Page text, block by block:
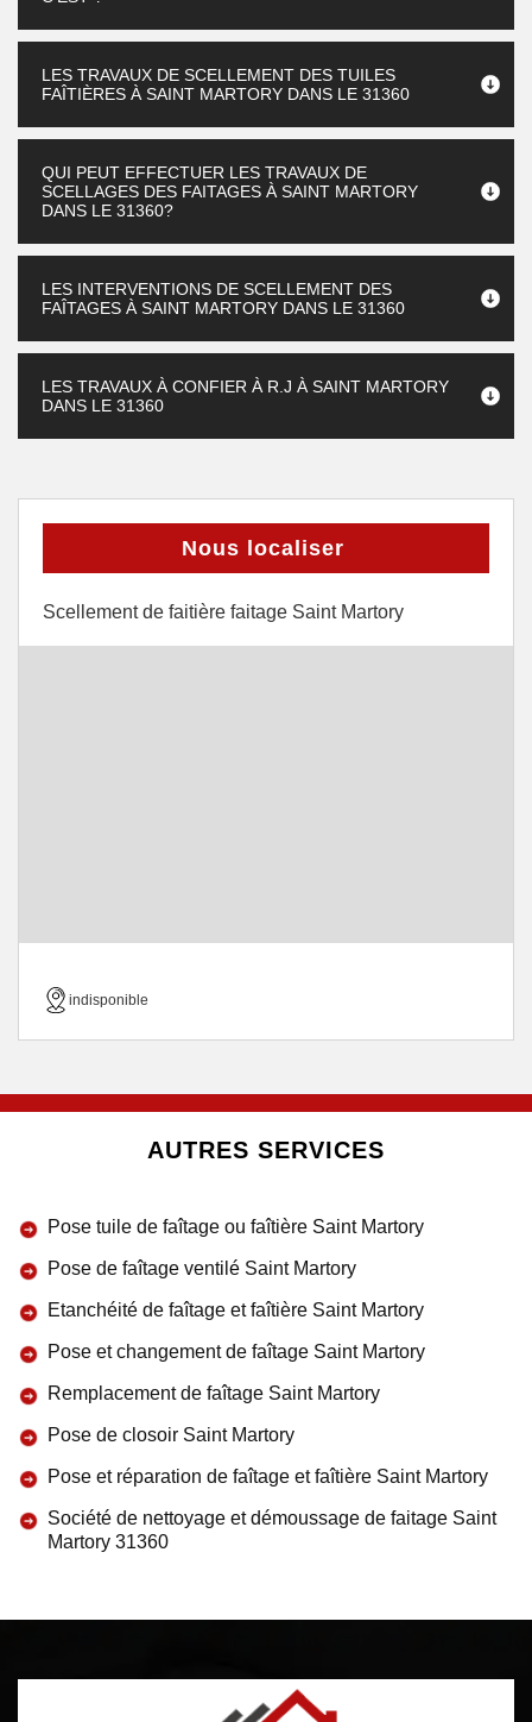
LES TRAVAUX DE SCELLEMENT DES TUILES
FAÎTIÈRES À SAINT MARTORY DANS LE 31360
QUI PEUT EFFECTUER LES TRAVAUX DE
SCELLAGES DES FAITAGES À SAINT MARTORY
DANS LE 31360?
LES INTERVENTIONS DE SCELLEMENT DES
FAÎTAGES À SAINT MARTORY DANS LE 31360
LES TRAVAUX À CONFIER À R.J À SAINT MARTORY
DANS LE 31360
Nous localiser
Scellement de faitière faitage Saint Martory
indisponible
AUTRES SERVICES
Pose tuile de faîtage ou faîtière Saint Martory
Pose de faîtage ventilé Saint Martory
Etanchéité de faîtage et faîtière Saint Martory
Pose et changement de faîtage Saint Martory
Remplacement de faîtage Saint Martory
Pose de closoir Saint Martory
Pose et réparation de faîtage et faîtière Saint Martory
Société de nettoyage et démoussage de faitage Saint
Martory 31360